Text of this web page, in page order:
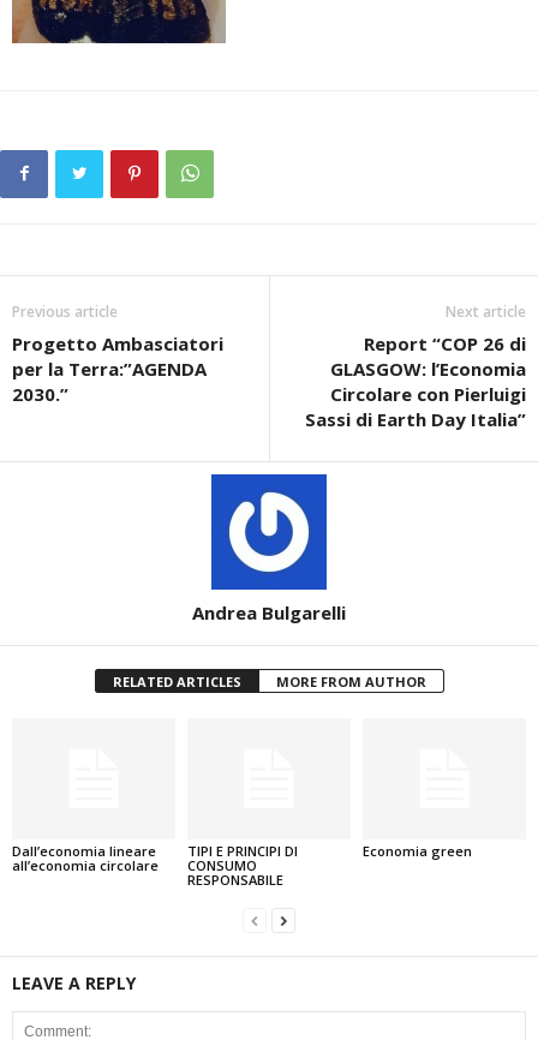
Previous article
Progetto Ambasciatori
per la Terra:”AGENDA
2030.”
Next article
Report “COP 26 di
GLASGOW: l’Economia
Circolare con Pierluigi
Sassi di Earth Day Italia”
Andrea Bulgarelli
RELATED ARTICLES MORE FROM AUTHOR
Dall’economia lineare
all’economia circolare
TIPI E PRINCIPI DI
CONSUMO
RESPONSABILE
Economia green
LEAVE A REPLY